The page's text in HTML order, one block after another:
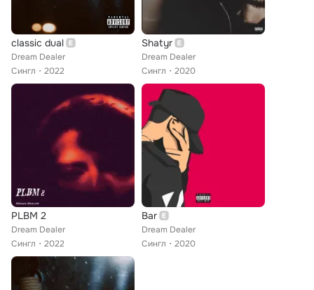
classic dual
Dream Dealer
Сингл
2022
Shatyr
Dream Dealer
Сингл
2020
PLBM 2
Dream Dealer
Сингл
2022
Bar
Dream Dealer
Сингл
2020